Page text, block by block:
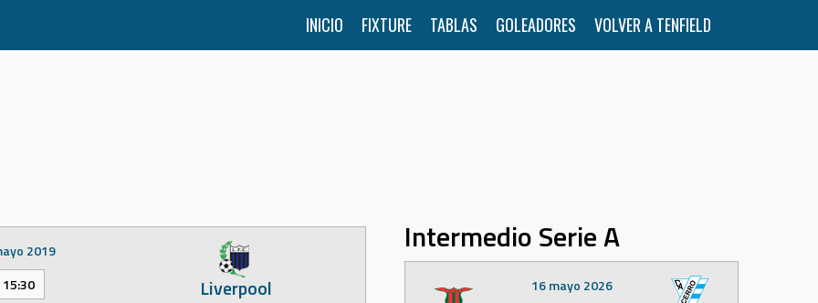
INICIO FIXTURE TABLAS GOLEADORES VOLVER A TENFIELD
Liverpool
2019
15:30
Intermedio Serie A
16 mayo 2026